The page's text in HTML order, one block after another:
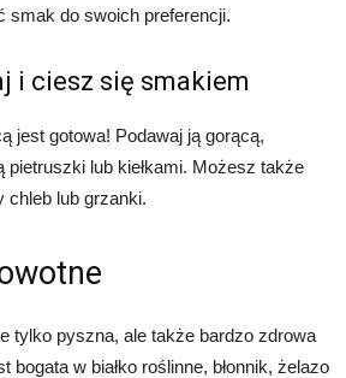
smak do swoich preferencji.
i ciesz się smakiem
jest gotowa! Podawaj ją gorącą,
pietruszki lub kiełkami. Możesz także
chleb lub grzanki.
tylko pyszna, ale także bardzo zdrowa
bogata w białko roślinne, błonnik, żelazo